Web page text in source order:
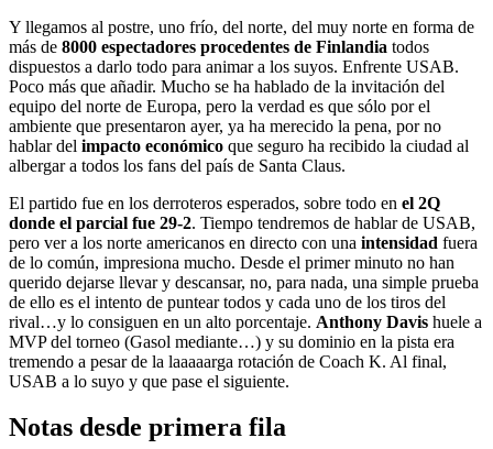
Y llegamos al postre, uno frío, del norte, del muy norte en forma de
más de 8000 espectadores procedentes de Finlandia todos
dispuestos a darlo todo para animar a los suyos. Enfrente USAB.
Poco más que añadir. Mucho se ha hablado de la invitación del
equipo del norte de Europa, pero la verdad es que sólo por el
ambiente que presentaron ayer, ya ha merecido la pena, por no
hablar del impacto económico que seguro ha recibido la ciudad al
albergar a todos los fans del país de Santa Claus.
El partido fue en los derroteros esperados, sobre todo en el 2Q
donde el parcial fue 29-2. Tiempo tendremos de hablar de USAB,
pero ver a los norte americanos en directo con una intensidad fuera
de lo común, impresiona mucho. Desde el primer minuto no han
querido dejarse llevar y descansar, no, para nada, una simple prueba
de ello es el intento de puntear todos y cada uno de los tiros del
rival…y lo consiguen en un alto porcentaje. Anthony Davis huele a
MVP del torneo (Gasol mediante…) y su dominio en la pista era
tremendo a pesar de la laaaaarga rotación de Coach K. Al final,
USAB a lo suyo y que pase el siguiente.
Notas desde primera fila